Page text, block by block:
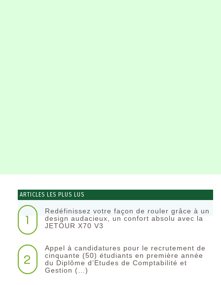
ARTICLES LES PLUS LUS
1
Redéfinissez votre façon de rouler grâce à un
design audacieux, un confort absolu avec la
JETOUR X70 V3
2
Appel à candidatures pour le recrutement de
cinquante (50) étudiants en première année
du Diplôme d’Etudes de Comptabilité et
Gestion (…)